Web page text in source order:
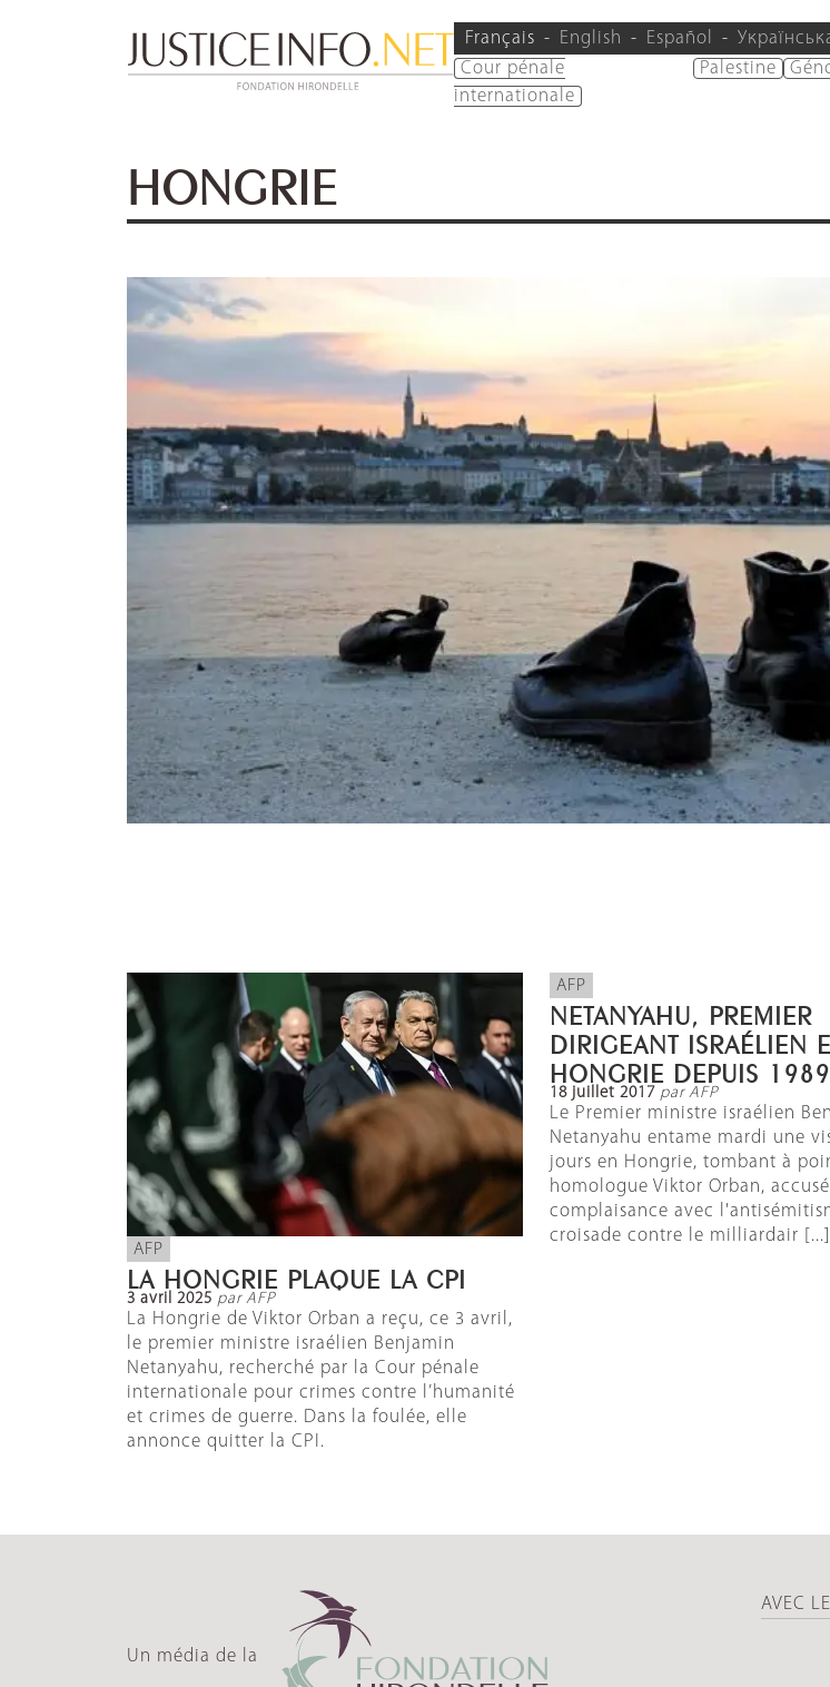
Français English Español
Cour pénale
internationale
Palestine
HONGRIE
AFP
LA HONGRIE PLAQUE LA CPI
3 avril 2025 par AFP
La Hongrie de Viktor Orban a reçu, ce 3 avril,
le premier ministre israélien Benjamin
Netanyahu, recherché par la Cour pénale
internationale pour crimes contre l’humanité
et crimes de guerre. Dans la foulée, elle
annonce quitter la CPI.
AFP
NETANYAHU, PREMIER
DIRIGEANT ISRAÉLIEN
HONGRIE DEPUIS 1989
18 juillet 2017 par AFP
Le Premier ministre israélien
Netanyahu entame mardi une
jours en Hongrie, tombant à
homologue Viktor Orban,
complaisance avec
croisade contre le milliardair [...]
Un média de la
AVEC